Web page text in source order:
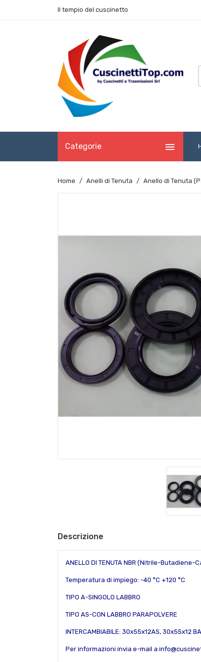
Il tempio del cuscinetto
Categorie 
Home Anelli di Tenuta Anello di Tenuta
Descrizione
ANELLO DI TENUTA NBR (Nitrile-Butadiene-
Temperatura di impiego: -40 °C +120 °C
TIPO A-SINGOLO LABBRO
TIPO AS-CON LABBRO PARAPOLVERE
INTERCAMBIABILE: 30x55x12AS, 30x55x12
Per informazioni invia e-mail a